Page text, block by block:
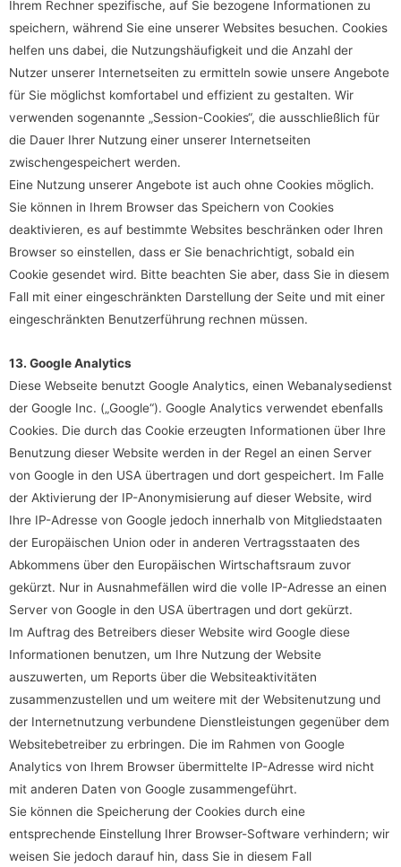
Ihrem Rechner spezifische, auf Sie bezogene Informationen zu
speichern, während Sie eine unserer Websites besuchen. Cookies
helfen uns dabei, die Nutzungshäufigkeit und die Anzahl der
Nutzer unserer Internetseiten zu ermitteln sowie unsere Angebote
für Sie möglichst komfortabel und effizient zu gestalten. Wir
verwenden sogenannte „Session-Cookies“, die ausschließlich für
die Dauer Ihrer Nutzung einer unserer Internetseiten
zwischengespeichert werden.
Eine Nutzung unserer Angebote ist auch ohne Cookies möglich.
Sie können in Ihrem Browser das Speichern von Cookies
deaktivieren, es auf bestimmte Websites beschränken oder Ihren
Browser so einstellen, dass er Sie benachrichtigt, sobald ein
Cookie gesendet wird. Bitte beachten Sie aber, dass Sie in diesem
Fall mit einer eingeschränkten Darstellung der Seite und mit einer
eingeschränkten Benutzerführung rechnen müssen.
13. Google Analytics
Diese Webseite benutzt Google Analytics, einen Webanalysedienst
der Google Inc. („Google“). Google Analytics verwendet ebenfalls
Cookies. Die durch das Cookie erzeugten Informationen über Ihre
Benutzung dieser Website werden in der Regel an einen Server
von Google in den USA übertragen und dort gespeichert. Im Falle
der Aktivierung der IP-Anonymisierung auf dieser Website, wird
Ihre IP-Adresse von Google jedoch innerhalb von Mitgliedstaaten
der Europäischen Union oder in anderen Vertragsstaaten des
Abkommens über den Europäischen Wirtschaftsraum zuvor
gekürzt. Nur in Ausnahmefällen wird die volle IP-Adresse an einen
Server von Google in den USA übertragen und dort gekürzt.
Im Auftrag des Betreibers dieser Website wird Google diese
Informationen benutzen, um Ihre Nutzung der Website
auszuwerten, um Reports über die Websiteaktivitäten
zusammenzustellen und um weitere mit der Websitenutzung und
der Internetnutzung verbundene Dienstleistungen gegenüber dem
Websitebetreiber zu erbringen. Die im Rahmen von Google
Analytics von Ihrem Browser übermittelte IP-Adresse wird nicht
mit anderen Daten von Google zusammengeführt.
Sie können die Speicherung der Cookies durch eine
entsprechende Einstellung Ihrer Browser-Software verhindern; wir
weisen Sie jedoch darauf hin, dass Sie in diesem Fall